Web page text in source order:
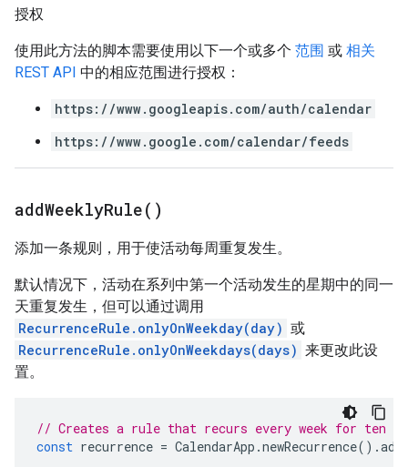
授权
使用此方法的脚本需要使用以下一个或多个 范围 或 相关
REST API 中的相应范围进行授权：
https://www.googleapis.com/auth/calendar
https://www.google.com/calendar/feeds
addWeeklyRule( )
添加一条规则，用于使活动每周重复发生。
默认情况下，活动在系列中第一个活动发生的星期中的同一
天重复发生，但可以通过调用
RecurrenceRule.onlyOnWeekday(day) 或
RecurrenceRule.onlyOnWeekdays(days) 来更改此设
置。
// Creates a rule that recurs every week for ten
const recurrence = CalendarApp .newRecurrence().